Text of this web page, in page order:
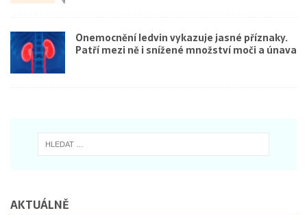
Onemocnění ledvin vykazuje jasné příznaky.
Patří mezi ně i snížené množství moči a únava
AKTUÁLNĚ